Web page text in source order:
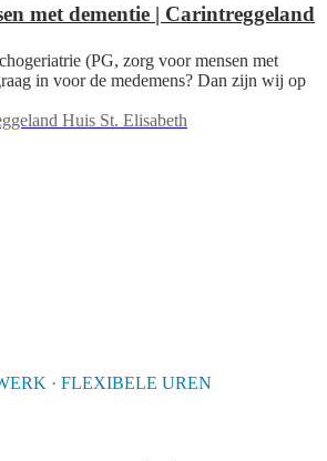
met dementie | Carintreggeland
(PG, zorg voor mensen met
in voor de medemens? Dan zijn wij op
Huis St. Elisabeth
· FLEXIBELE UREN